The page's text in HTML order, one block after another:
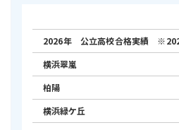
釜利谷中 中２ 数学 ３→
釜利谷中 中２ 数学 ３→
釜利谷中 中２ 国語 ４→５
釜利谷中 中２ 国語 ３→４
釜利谷中 中２ 理科 ３→５
91点
■80点以上！
鶴見大学附属高校 高１論
金沢高校 高１論理表現
金沢高校 高１英語コミュニ
2026年 公立高校合格実績
横浜翠嵐
柏陽
横浜緑ケ丘